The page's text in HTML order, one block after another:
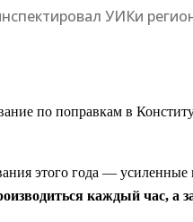
УИКи
по поправкам в
этого года — усиленные
каждый час, а